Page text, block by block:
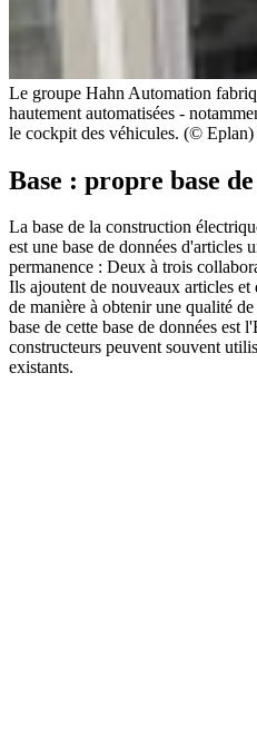
Le groupe Hahn Automation
hautement automatisées -
le cockpit des véhicules. (© Eplan)
Base : propre base
La base de la construction
est une base de données d'articles
permanence : Deux à trois
Ils ajoutent de nouveaux articles et
de manière à obtenir une qualité
base de cette base de données est
constructeurs peuvent souvent
existants.